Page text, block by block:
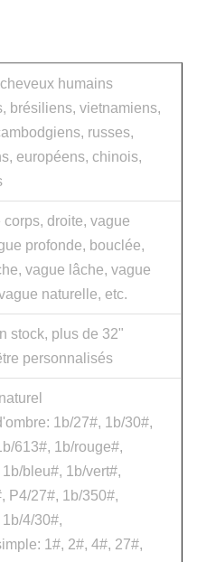
humains
brésiliens, vietnamiens,
russes,
européens, chinois,
corps, droite, vague
profonde, bouclée,
vague lâche, vague
naturelle, etc.
stock, plus de 32"
personnalisés
1b/27#, 1b/30#,
613#, 1b/rouge#,
bleu#, 1b/vert#,
P4/27#, 1b/350#,
4/30#,
1#, 2#, 4#, 27#,